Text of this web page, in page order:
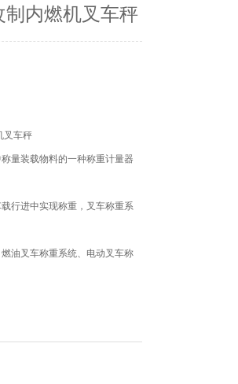
内燃机叉车秤
叉车秤
量装载物料的一种称重计量器
行进中实现称重，叉车称重系
油叉车称重系统、电动叉车称